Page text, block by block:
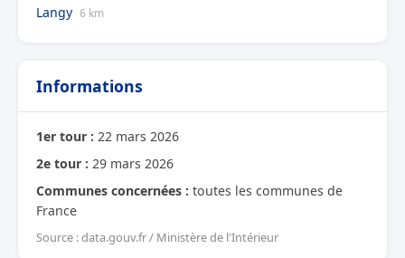
Langy 6 km
Informations
1er tour : 22 mars 2026
2e tour : 29 mars 2026
Communes concernées : toutes les communes de
France
Source : data.gouv.fr / Ministère de l'Intérieur